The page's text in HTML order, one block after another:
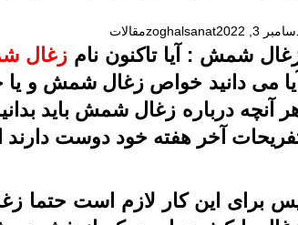
3, 2022
zoghalsanatمقالات
شمش : آیا تاکنون نام زغال
آیا می دانید خواص زغال شمش و یا
آنچه درباره زغال شمش باید
آخر هفته خود دوست دارند
برای این کار لازم است حتما